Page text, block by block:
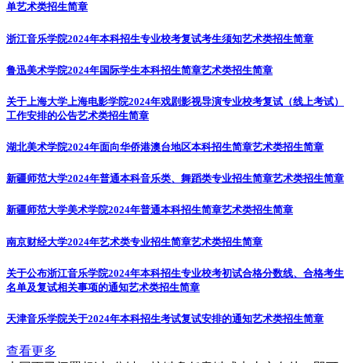
单艺术类招生简章
浙江音乐学院2024年本科招生专业校考复试考生须知艺术类招生简章
鲁迅美术学院2024年国际学生本科招生简章艺术类招生简章
关于上海大学上海电影学院2024年戏剧影视导演专业校考复试（线上考试）
工作安排的公告艺术类招生简章
湖北美术学院2024年面向华侨港澳台地区本科招生简章艺术类招生简章
新疆师范大学2024年普通本科音乐类、舞蹈类专业招生简章艺术类招生简章
新疆师范大学美术学院2024年普通本科招生简章艺术类招生简章
南京财经大学2024年艺术类专业招生简章艺术类招生简章
关于公布浙江音乐学院2024年本科招生专业校考初试合格分数线、合格考生
名单及复试相关事项的通知艺术类招生简章
天津音乐学院关于2024年本科招生考试复试安排的通知艺术类招生简章
查看更多